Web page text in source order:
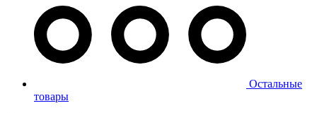
Остальные
товары